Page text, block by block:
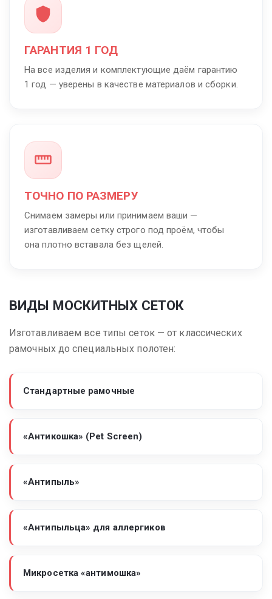
ГАРАНТИЯ 1 ГОД
На все изделия и комплектующие даём гарантию
1 год — уверены в качестве материалов и сборки.
ТОЧНО ПО РАЗМЕРУ
Снимаем замеры или принимаем ваши —
изготавливаем сетку строго под проём, чтобы
она плотно вставала без щелей.
ВИДЫ МОСКИТНЫХ СЕТОК
Изготавливаем все типы сеток — от классических
рамочных до специальных полотен:
Стандартные рамочные
«Антикошка» (Pet Screen)
«Антипыль»
«Антипыльца» для аллергиков
Микросетка «антимошка»